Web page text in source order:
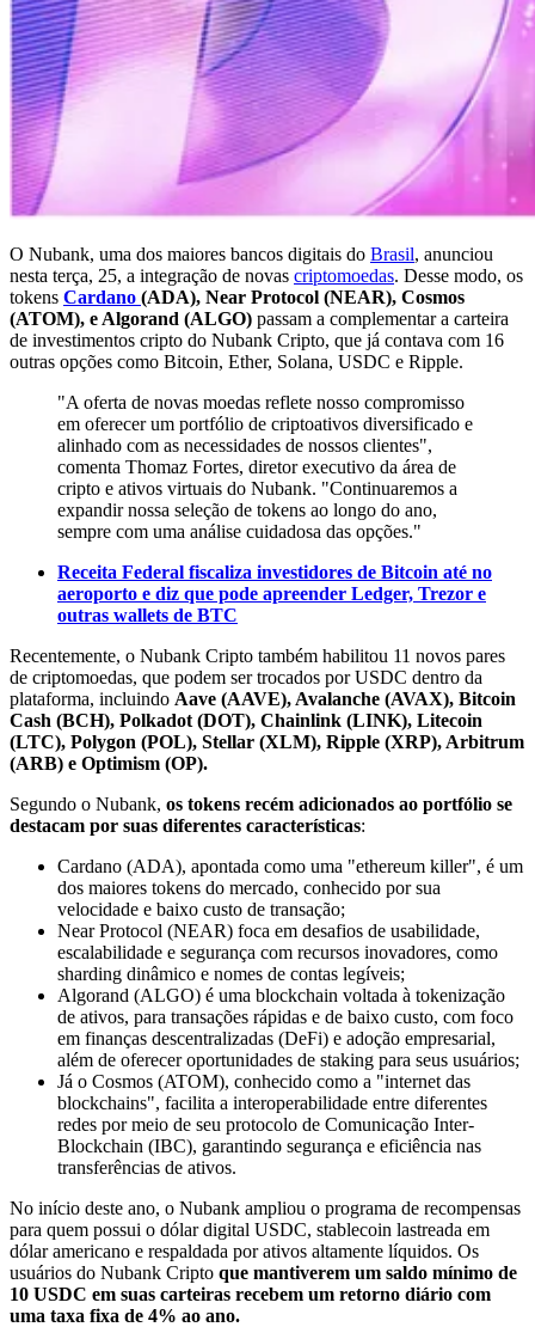
O Nubank, uma dos maiores bancos digitais do Brasil, anunciou
nesta terça, 25, a integração de novas criptomoedas. Desse modo, os
tokens Cardano (ADA), Near Protocol (NEAR), Cosmos
(ATOM), e Algorand (ALGO) passam a complementar a carteira
de investimentos cripto do Nubank Cripto, que já contava com 16
outras opções como Bitcoin, Ether, Solana, USDC e Ripple.
"A oferta de novas moedas reflete nosso compromisso
em oferecer um portfólio de criptoativos diversificado e
alinhado com as necessidades de nossos clientes",
comenta Thomaz Fortes, diretor executivo da área de
cripto e ativos virtuais do Nubank. "Continuaremos a
expandir nossa seleção de tokens ao longo do ano,
sempre com uma análise cuidadosa das opções."
Receita Federal fiscaliza investidores de Bitcoin até no
aeroporto e diz que pode apreender Ledger, Trezor e
outras wallets de BTC
Recentemente, o Nubank Cripto também habilitou 11 novos pares
de criptomoedas, que podem ser trocados por USDC dentro da
plataforma, incluindo Aave (AAVE), Avalanche (AVAX), Bitcoin
Cash (BCH), Polkadot (DOT), Chainlink (LINK), Litecoin
(LTC), Polygon (POL), Stellar (XLM), Ripple (XRP), Arbitrum
(ARB) e Optimism (OP).
Segundo o Nubank, os tokens recém adicionados ao portfólio se
destacam por suas diferentes características:
Cardano (ADA), apontada como uma "ethereum killer", é um
dos maiores tokens do mercado, conhecido por sua
velocidade e baixo custo de transação;
Near Protocol (NEAR) foca em desafios de usabilidade,
escalabilidade e segurança com recursos inovadores, como
sharding dinâmico e nomes de contas legíveis;
Algorand (ALGO) é uma blockchain voltada à tokenização
de ativos, para transações rápidas e de baixo custo, com foco
em finanças descentralizadas (DeFi) e adoção empresarial,
além de oferecer oportunidades de staking para seus usuários;
Já o Cosmos (ATOM), conhecido como a "internet das
blockchains", facilita a interoperabilidade entre diferentes
redes por meio de seu protocolo de Comunicação Inter-
Blockchain (IBC), garantindo segurança e eficiência nas
transferências de ativos.
No início deste ano, o Nubank ampliou o programa de recompensas
para quem possui o dólar digital USDC, stablecoin lastreada em
dólar americano e respaldada por ativos altamente líquidos. Os
usuários do Nubank Cripto que mantiverem um saldo mínimo de
10 USDC em suas carteiras recebem um retorno diário com
uma taxa fixa de 4% ao ano.